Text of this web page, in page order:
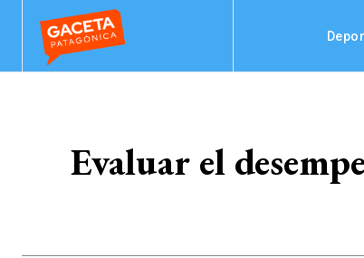
Evaluar el